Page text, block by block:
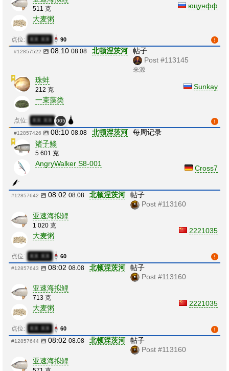
511 克
大麦粥
юцунфф
点位: XX:XX 90
#12857522 08:10 08.08 北顿涅茨河
帖子
Post #113145
来源
珠蚌
212 克
一束藻类
Sunkay
点位: XX:XX 005
#12857426 08:10 08.08 北顿涅茨河
每周记录
诸子鲦
5 601 克
AngryWalker S8-001
Cross7
#12857642 08:02 08.08 北顿涅茨河
帖子
Post #113160
亚速海拟鲤
1 020 克
大麦粥
2221035
点位: XX:XX 60
#12857643 08:02 08.08 北顿涅茨河
帖子
Post #113160
亚速海拟鲤
713 克
大麦粥
2221035
点位: XX:XX 60
#12857644 08:02 08.08 北顿涅茨河
帖子
Post #113160
亚速海拟鲤